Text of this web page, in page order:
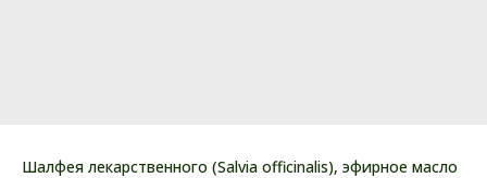
Шалфея лекарственного (Salvia officinalis), эфирное масло